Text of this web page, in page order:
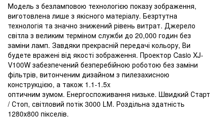
Модель з безламповою технологією показу зображення,
виготовлена лише з якісного матеріалу. Безртутна
технологія та значно знижений рівень витрат. Джерело
світла з великим терміном служби до 20,000 годин без
заміни ламп. Завдяки прекрасній передачі кольору, Ви
будете вражені від якості зображення. Проектор Casio XJ-
V100W забезпечений безперебійною роботою без заміни
фільтрів, витонченим дизайном з пилезахисною
конструкцією, а також 1.1-1.5x
оптичним зумом. Енергоспоживання низьке. Швидкий Старт
/ Стоп, світловий потік 3000 LM. Роздільна здатність
1280х800 пікселів.